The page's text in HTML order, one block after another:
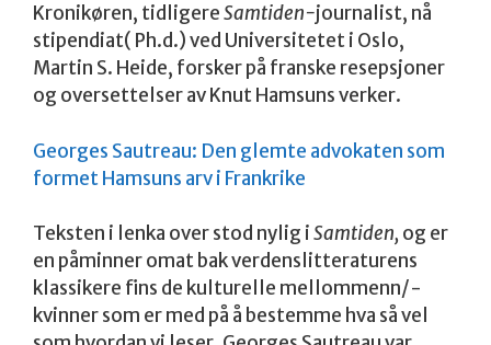
Kronikøren, tidligereSamtiden-journalist, nå
stipendiat( Ph.d.) ved Universitetet i Oslo,
Martin S. Heide, forsker på franske resepsjoner
og oversettelser av Knut Hamsuns verker.
Georges Sautreau: Den glemte advokaten som
formet Hamsuns arv i Frankrike
Teksten i lenka over stod nylig iSamtiden, og er
en påminner omat bak verdenslitteraturens
klassikere fins de kulturelle mellommenn/-
kvinner som er med på å bestemme hva så vel